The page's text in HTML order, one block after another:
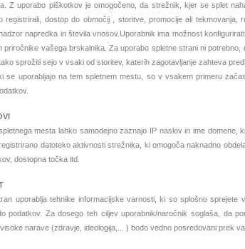
Z uporabo piškotkov je omogočeno, da strežnik, kjer se splet
registrirali, dostop do območij , storitve, promocije ali
napredka in števila vnosov.Uporabnik ima možnost
priročnike vašega brskalnika. Za uporabo spletne strani ni
sprožiti sejo v vsaki od storitev, katerih zagotavljanje zahteva
se uporabljajo na tem spletnem mestu, so v vsakem primeru
mesta lahko samodejno zaznajo IP naslov in ime
datoteko aktivnosti strežnika, ki omogoča naknadno
dostopna točka itd.
uporablja tehnike informacijske varnosti, ki so splošno
podatkov. Za dosego teh ciljev uporabnik/naročnik soglaša, da
narave (zdravje, ideologija,... ) bodo vedno posredovani prek